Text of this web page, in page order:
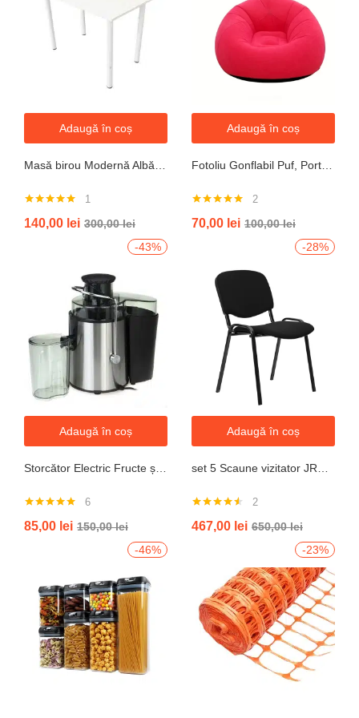
Adaugă în coș
Masă birou Modernă Albă, 100x60x74 cm — Design Minimalist, Blat MDF și Picioare Metalice”
5.00din 5
1
140,00 lei 300,00lei
Adaugă în coș
Fotoliu Gonflabil Puf, Portabil, Portocalie, verde, gri, albastru
5.00din 5
2
70,00 lei 100,00lei
-43%
Adaugă în coș
Storcător Electric Fructe și Legume JRH, 800W, Recipient 500ml, Negru-Gri.
5.00din 5
6
85,00 lei 150,00lei
-28%
Adaugă în coș
set 5 Scaune vizitator JRH, cadru oțel, tapițerie textilă, 200 kg
4.50din 5
2
467,00 lei 650,00lei
-46%
-23%